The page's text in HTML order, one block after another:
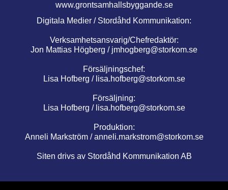
www.grontsamhallsbyggande.se
Digitala Medier / Stordåhd Kommunikation:
Verksamhetsansvarig/Chefredaktör:
Jon Mattias Högberg / jmhogberg@storkom.se
Försäljningschef:
Lisa Hofberg / lisa.hofberg@storkom.se
Försäljning:
Lisa Hofberg / lisa.hofberg@storkom.se
Produktion:
Anneli Markström /anneli.markstrom@storkom.se
Siten drivs av Stordåhd Kommunikation AB